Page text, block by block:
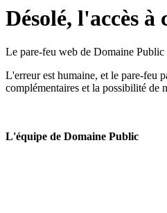
Désolé, l'accès à
Le pare-feu web de Domaine Public
L'erreur est humaine, et le pare-feu
complémentaires et la possibilité de
L'équipe de Domaine Public